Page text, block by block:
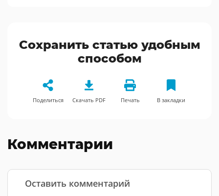
Сохранить статью удобным
способом
Поделиться Скачать PDF Печать В закладки
Комментарии
Оставить комментарий